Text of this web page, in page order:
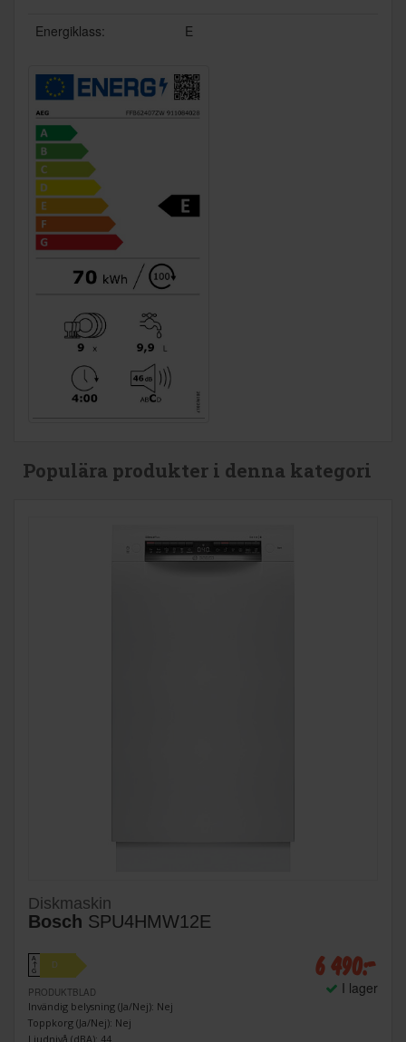
Energiklass: E
Populära produkter i denna kategori
Diskmaskin
Bosch SPU4HMW12E
A
↑
G
D
PRODUKTBLAD
Invändig belysning (Ja/Nej): Nej
Toppkorg (Ja/Nej): Nej
Ljudnivå (dBA): 44
6 490:-
I lager